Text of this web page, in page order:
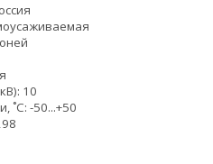
10
˚С: -50...+50